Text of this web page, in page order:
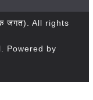
जगत)
. All rights
Powered by